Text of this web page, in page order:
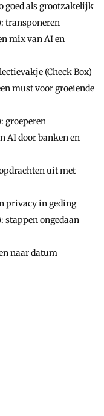
goed als grootzakelijk
transponeren
mix van AI en
(Check Box)
must voor groeiende
groeperen
AI door banken en
uit met
privacy in geding
stappen ongedaan
naar datum